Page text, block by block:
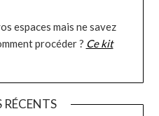
espaces mais ne savez
procéder ? Ce kit
RÉCENTS